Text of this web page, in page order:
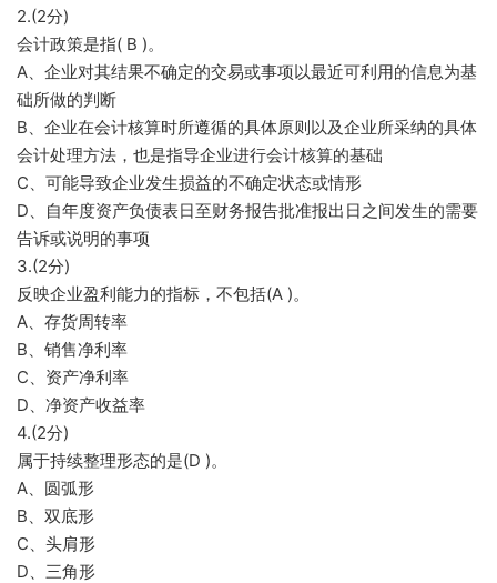
2.(2分)
会计政策是指( B )。
A、企业对其结果不确定的交易或事项以最近可利用的信息为基
础所做的判断
B、企业在会计核算时所遵循的具体原则以及企业所采纳的具体
会计处理方法，也是指导企业进行会计核算的基础
C、可能导致企业发生损益的不确定状态或情形
D、自年度资产负债表日至财务报告批准报出日之间发生的需要
告诉或说明的事项
3.(2分)
反映企业盈利能力的指标，不包括(A )。
A、存货周转率
B、销售净利率
C、资产净利率
D、净资产收益率
4.(2分)
属于持续整理形态的是(D )。
A、圆弧形
B、双底形
C、头肩形
D、三角形